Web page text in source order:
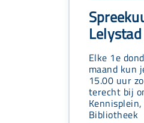
Lelystad
Elke 1e
maand kun
15.00 uur
terecht bij
Bibliotheek